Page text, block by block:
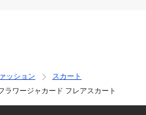
ッション
スカート
ラワージャカード フレアスカート